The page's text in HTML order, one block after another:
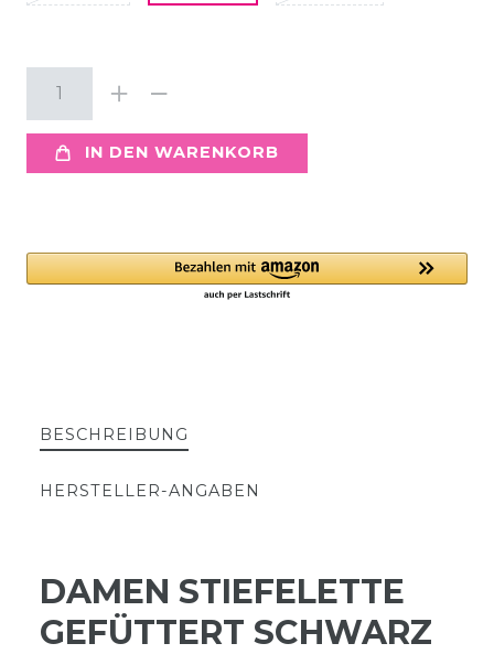
IN DEN WARENKORB
BESCHREIBUNG
HERSTELLER-ANGABEN
DAMEN STIEFELETTE
GEFÜTTERT SCHWARZ